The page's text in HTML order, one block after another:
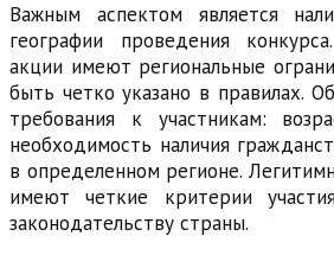
Важным аспектом является
географии проведения
акции имеют региональные
быть четко указано в правилах.
требования к участникам:
необходимость наличия
в определенном регионе.
имеют четкие критерии
законодательству страны.